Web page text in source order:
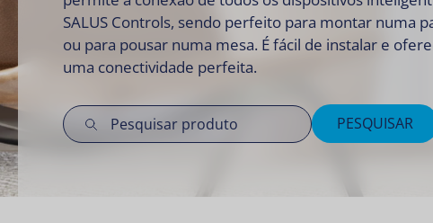
SALUS Controls, sendo perfeito para montar numa
ou para pousar numa mesa. É fácil de instalar e
uma conectividade perfeita.
PESQUISAR